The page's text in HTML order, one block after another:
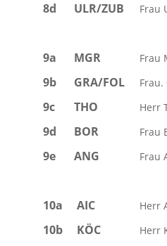
8d ULR/ZUB Frau
9a MGR Frau
9b GRA/FOL Frau.
9c THO Herr
9d BOR Frau
9e ANG Frau
10a AIC Herr
10b KÖC Herr